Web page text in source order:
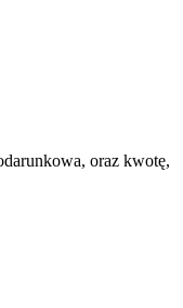
oraz kwotę,